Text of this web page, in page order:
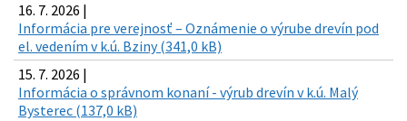
16. 7. 2026 |
Informácia pre verejnosť – Oznámenie o výrube drevín pod
el. vedením v k.ú. Bziny (341,0 kB)
15. 7. 2026 |
Informácia o správnom konaní - výrub drevín v k.ú. Malý
Bysterec (137,0 kB)